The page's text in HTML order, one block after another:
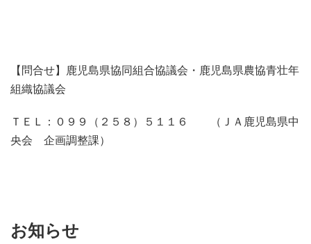
【問合せ】鹿児島県協同組合協議会・鹿児島県農協青壮年
組織協議会
ＴＥＬ：０９９（２５８）５１１６ （ＪＡ鹿児島県中
央会 企画調整課）
お知らせ